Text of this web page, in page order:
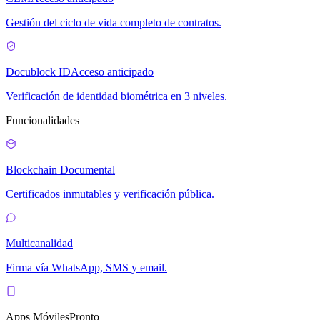
Gestión del ciclo de vida completo de contratos.
Docublock IDAcceso anticipado
Verificación de identidad biométrica en 3 niveles.
Funcionalidades
Blockchain Documental
Certificados inmutables y verificación pública.
Multicanalidad
Firma vía WhatsApp, SMS y email.
Apps MóvilesPronto